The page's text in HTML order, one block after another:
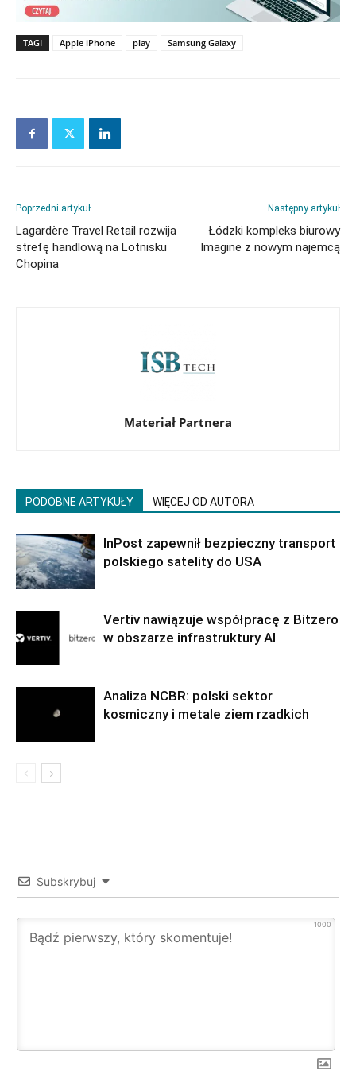
TAGI Apple iPhone play Samsung Galaxy
Poprzedni artykuł
Lagardère Travel Retail rozwija
strefę handlową na Lotnisku
Chopina
Następny artykuł
Łódzki kompleks biurowy
Imagine z nowym najemcą
Materiał Partnera
PODOBNE ARTYKUŁY WIĘCEJ OD AUTORA
InPost zapewnił bezpieczny transport
polskiego satelity do USA
Vertiv nawiązuje współpracę z Bitzero
w obszarze infrastruktury AI
Analiza NCBR: polski sektor
kosmiczny i metale ziem rzadkich
Subskrybuj
1000